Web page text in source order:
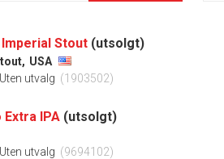
Stout (utsolgt)
USA
Uten utvalg (1903502)
IPA (utsolgt)
Uten utvalg (9694102)